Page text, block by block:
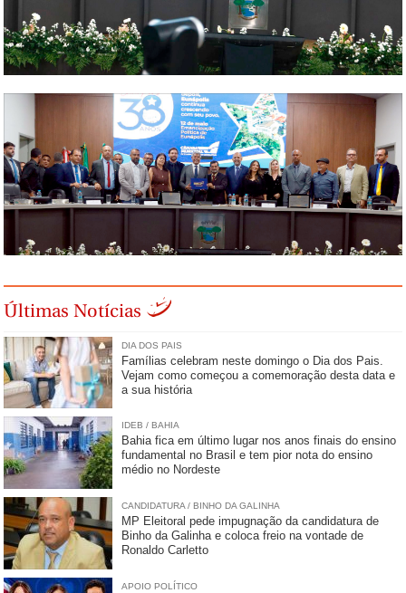
Últimas Notícias
DIA DOS PAIS
Famílias celebram neste domingo o Dia dos Pais.
Vejam como começou a comemoração desta data e
a sua história
IDEB / BAHIA
Bahia fica em último lugar nos anos finais do ensino
fundamental no Brasil e tem pior nota do ensino
médio no Nordeste
CANDIDATURA / BINHO DA GALINHA
MP Eleitoral pede impugnação da candidatura de
Binho da Galinha e coloca freio na vontade de
Ronaldo Carletto
APOIO POLÍTICO